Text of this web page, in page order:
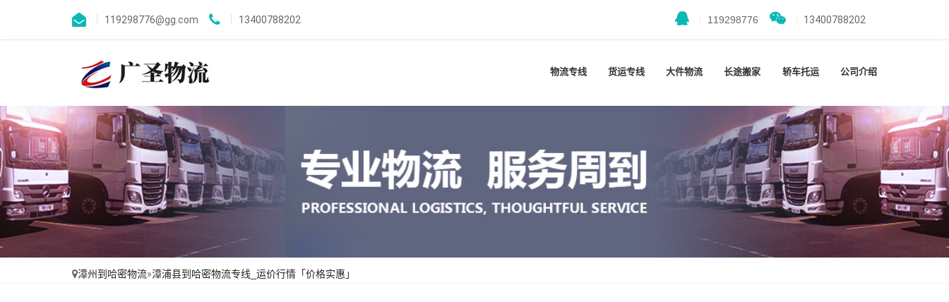
119298776@gg.com 13400788202 119298776 13400788202
物流专线 货运专线 大件物流 长途搬家 轿车托运 公司介绍
漳州到哈密物流»漳浦县到哈密物流专线_运价行情「价格实惠」